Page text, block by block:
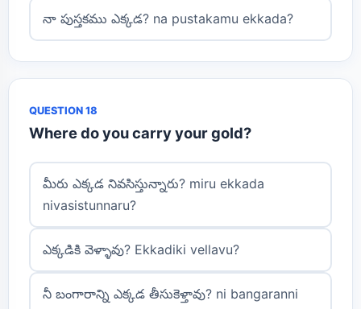
నా పుస్తకము ఎక్కడ? na pustakamu ekkada?
QUESTION 18
Where do you carry your gold?
మీరు ఎక్కడ నివసిస్తున్నారు? miru ekkada
nivasistunnaru?
ఎక్కడికి వెళ్ళావు? Ekkadiki vellavu?
నీ బంగారాన్ని ఎక్కడ తీసుకెళ్తావు? ni bangaranni